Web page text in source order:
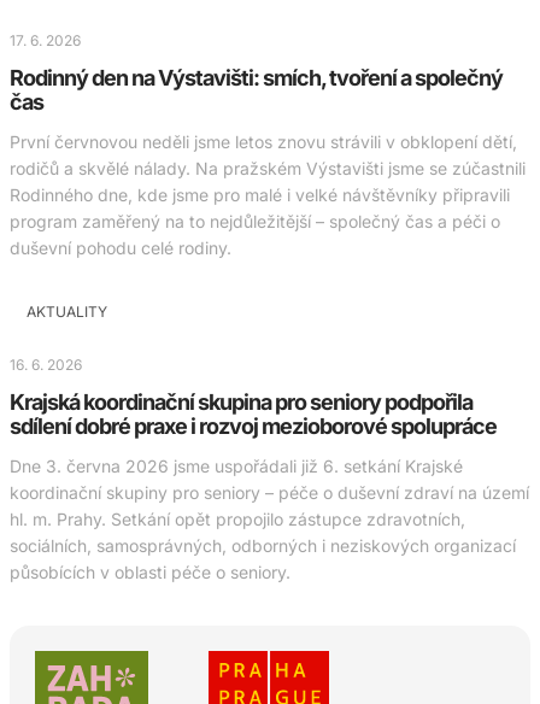
17. 6. 2026
Rodinný den na Výstavišti: smích, tvoření a společný
čas
První červnovou neděli jsme letos znovu strávili v obklopení dětí,
rodičů a skvělé nálady. Na pražském Výstavišti jsme se zúčastnili
Rodinného dne, kde jsme pro malé i velké návštěvníky připravili
program zaměřený na to nejdůležitější – společný čas a péči o
duševní pohodu celé rodiny.
AKTUALITY
16. 6. 2026
Krajská koordinační skupina pro seniory podpořila
sdílení dobré praxe i rozvoj mezioborové spolupráce
Dne 3. června 2026 jsme uspořádali již 6. setkání Krajské
koordinační skupiny pro seniory – péče o duševní zdraví na území
hl. m. Prahy. Setkání opět propojilo zástupce zdravotních,
sociálních, samosprávných, odborných i neziskových organizací
působících v oblasti péče o seniory.